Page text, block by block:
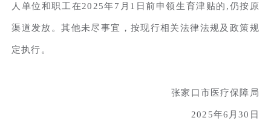
人单位和职工在2025年7月1日前申领生育津贴的,仍按原
渠道发放。其他未尽事宜，按现行相关法律法规及政策规
定执行。
张家口市医疗保障局
2025年6月30日